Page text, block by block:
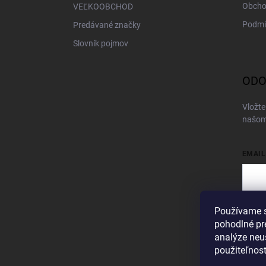
Používame
pohodlné
analýze
VEĽKOOBCHOD
Predávané značky
Slovník pojmov
EMAIL